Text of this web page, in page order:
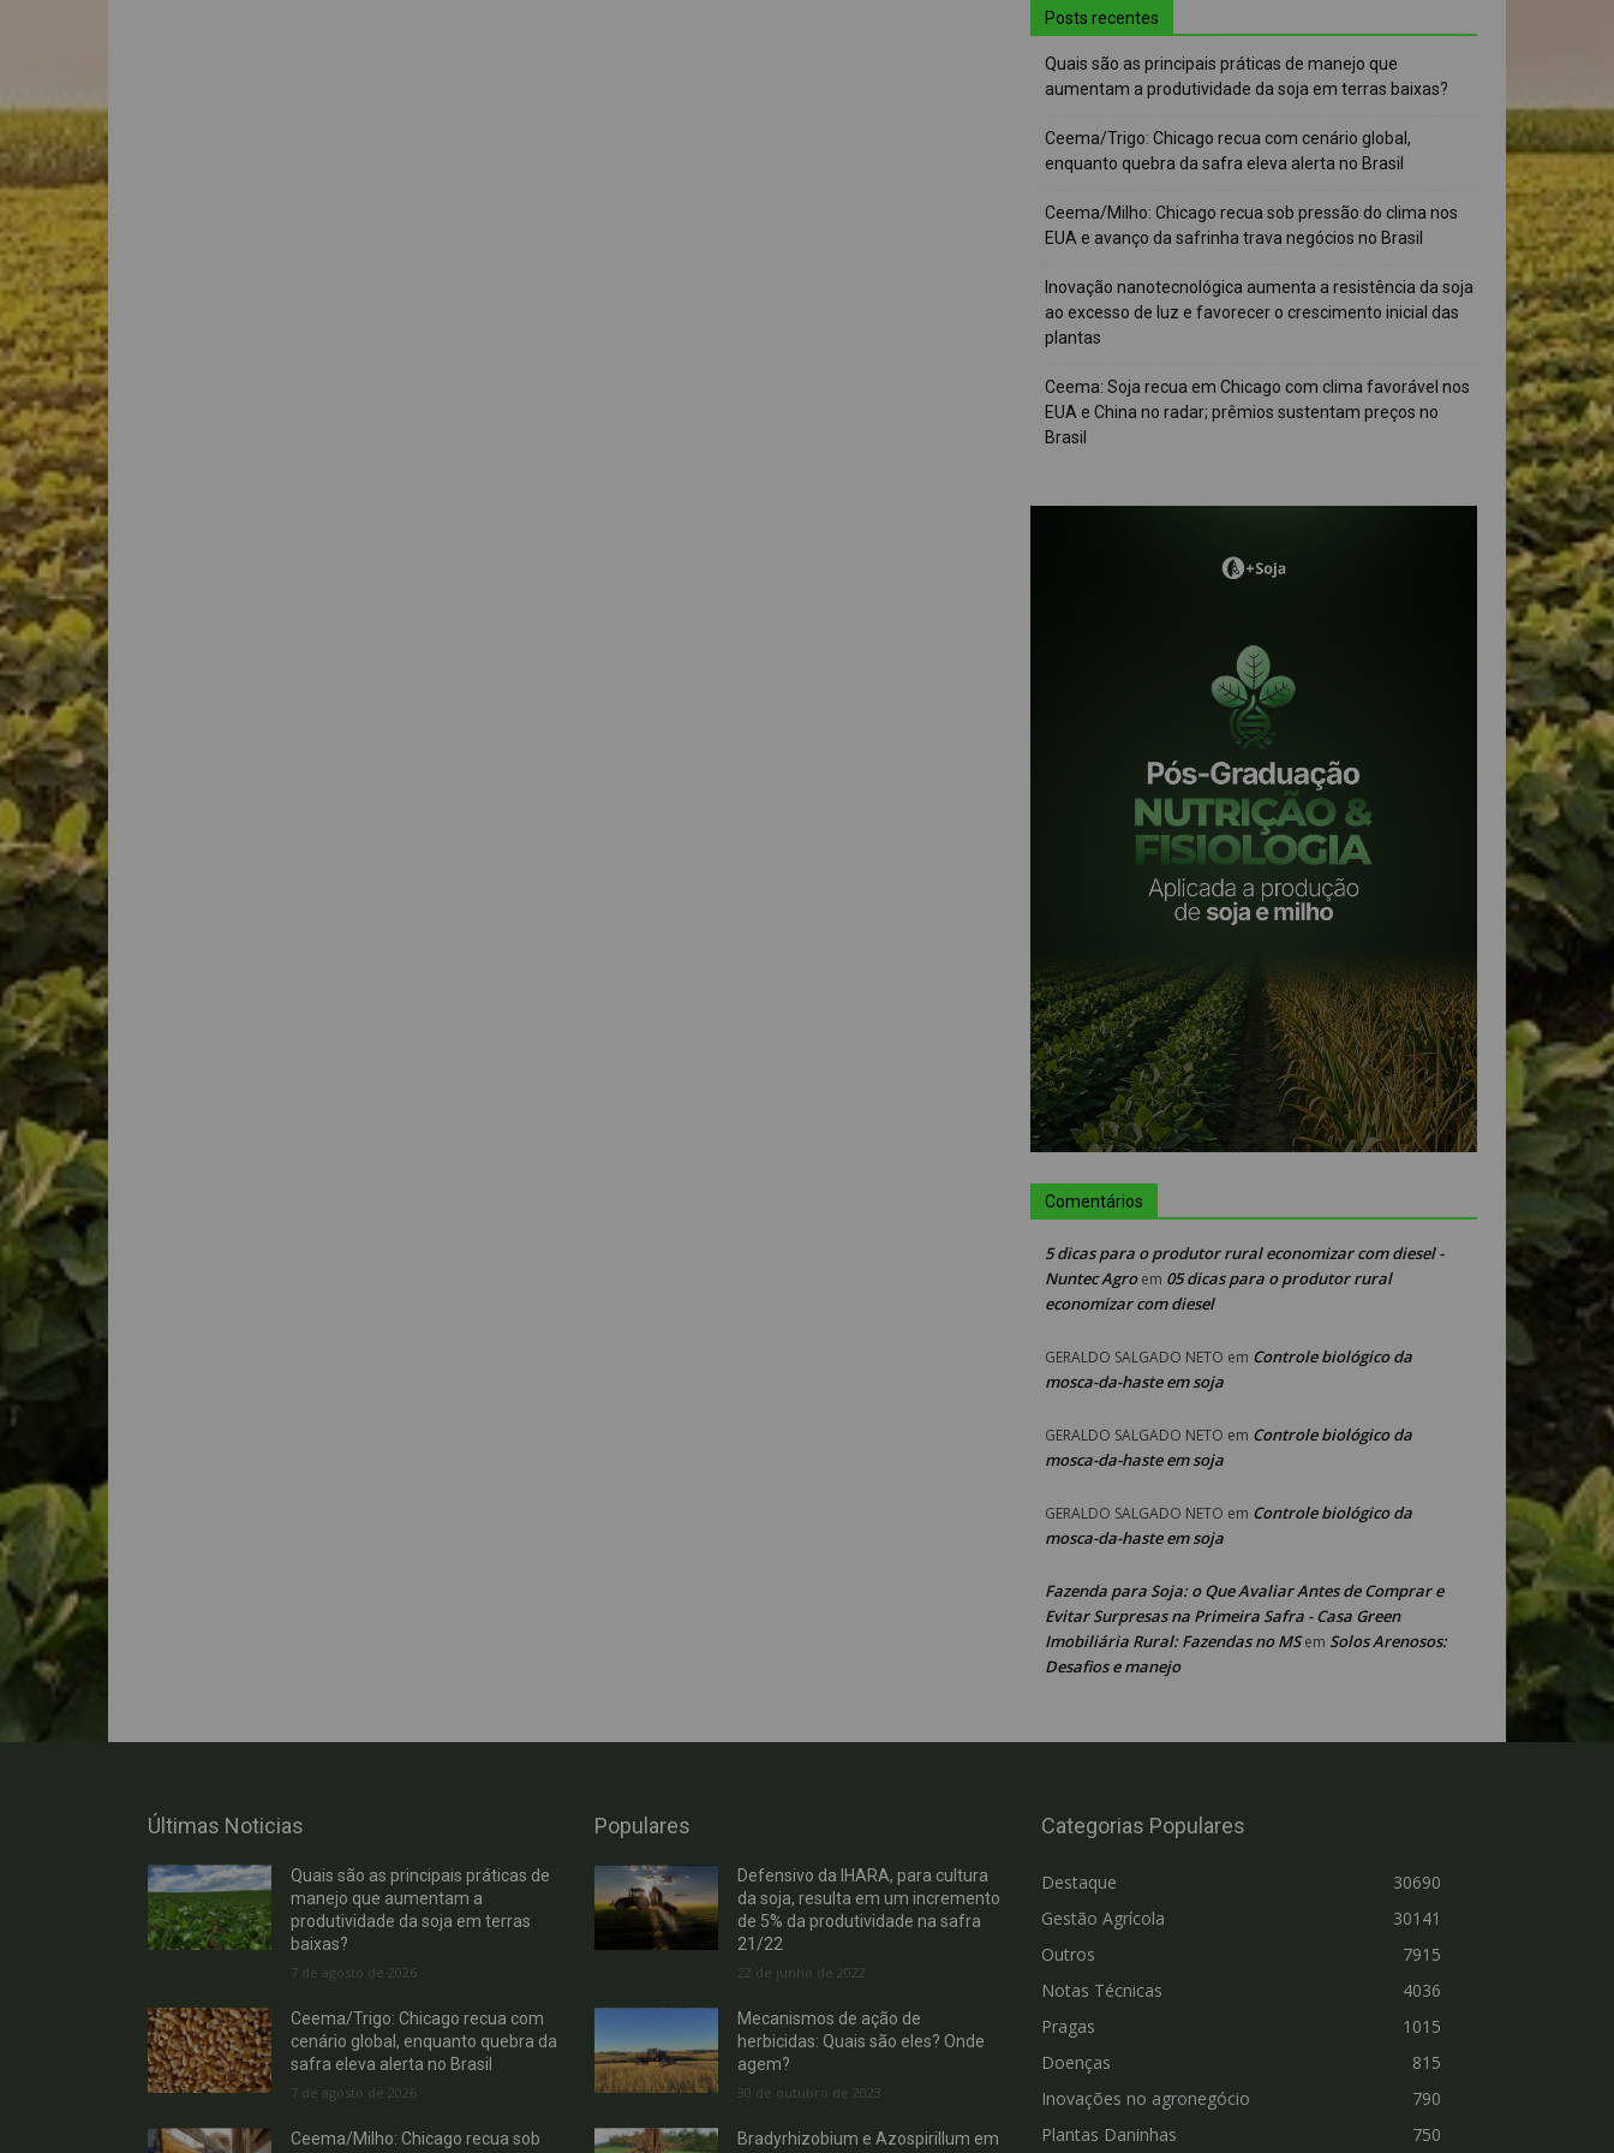
Posts recentes
Quais são as principais práticas de manejo que
aumentam a produtividade da soja em terras baixas?
Ceema/Trigo: Chicago recua com cenário global,
enquanto quebra da safra eleva alerta no Brasil
Ceema/Milho: Chicago recua sob pressão do clima nos
EUA e avanço da safrinha trava negócios no Brasil
Inovação nanotecnológica aumenta a resistência da soja
ao excesso de luz e favorecer o crescimento inicial das
plantas
Ceema: Soja recua em Chicago com clima favorável nos
EUA e China no radar; prêmios sustentam preços no
Brasil
Comentários
5 dicas para o produtor rural economizar com diesel -
Nuntec Agroem 05 dicas para o produtor rural
economizar com diesel
GERALDO SALGADO NETO em Controle biológico da
mosca-da-haste em soja
GERALDO SALGADO NETO em Controle biológico da
mosca-da-haste em soja
GERALDO SALGADO NETO em Controle biológico da
mosca-da-haste em soja
Fazenda para Soja: o Que Avaliar Antes de Comprar e
Evitar Surpresas na Primeira Safra - Casa Green
Imobiliária Rural: Fazendas no MSem Solos Arenosos:
Desafios e manejo
Últimas Noticias
Quais são as principais práticas de
manejo que aumentam a
produtividade da soja em terras
baixas?
7 de agosto de 2026
Ceema/Trigo: Chicago recua com
cenário global, enquanto quebra da
safra eleva alerta no Brasil
7 de agosto de 2026
Ceema/Milho: Chicago recua sob
Populares
Defensivo da IHARA, para cultura
da soja, resulta em um incremento
de 5% da produtividade na safra
21/22
22 de junho de 2022
Mecanismos de ação de
herbicidas: Quais são eles? Onde
agem?
30 de outubro de 2023
Bradyrhizobium e Azospirillum em
Categorias Populares
Destaque
30690
Gestão Agrícola
30141
Outros
7915
Notas Técnicas
4036
Pragas
1015
Doenças
815
Inovações no agronegócio
790
Plantas Daninhas
750